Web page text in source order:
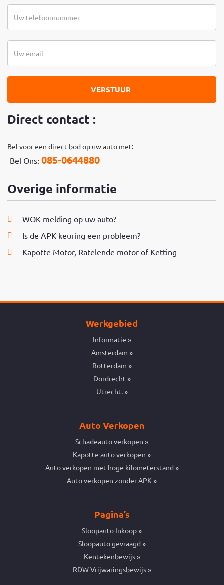
VERSTUUR
Direct contact :
Bel voor een direct bod op uw auto met:
Bel Ons: 085-0644880
Overige informatie
WOK melding op uw auto?
Is de APK keuring een probleem?
Kapotte Motor, Ratelende motor of Ketting
Werkgebied
Informatie
Amsterdam
Rotterdam
Dordrecht
Utrecht.
Auto Verkopen
Schadeauto verkopen
Kapotte auto verkopen
Auto verkopen met hoge kilometerstand
Auto verkopen zonder APK
Pagina’s
Sloopauto Inkoop
Sloopauto gevraagd
Kentekenbewijs
RDW Vrijwaringsbewijs